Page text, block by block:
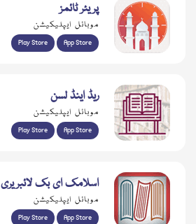
پریئر ٹائمز
موبائل ایپلیکیشن
Play Store App Store
ریڈ اینڈ لسن
موبائل ایپلیکیشن
Play Store App Store
اسلامک ای بک لائبریری
موبائل ایپلیکیشن
Play Store App Store